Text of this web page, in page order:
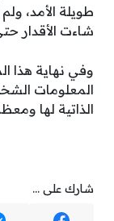
طويلة الأمد،
شاءت الأقدار
وفي نهاية هذا
المعلومات
الذاتية لها
شارك على ...